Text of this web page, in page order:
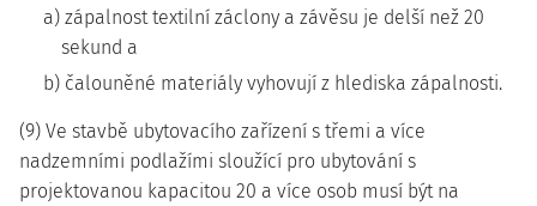
a) zápalnost textilní záclony a závěsu je delší než 20
sekund a
b) čalouněné materiály vyhovují z hlediska zápalnosti.
(9) Ve stavbě ubytovacího zařízení s třemi a více
nadzemními podlažími sloužící pro ubytování s
projektovanou kapacitou 20 a více osob musí být na